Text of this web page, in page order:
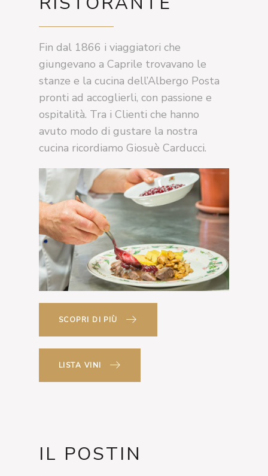
Fin dal 1866 i viaggiatori che
giungevano a Caprile trovavano le
stanze e la cucina dell’Albergo Posta
pronti ad accoglierli, con passione e
ospitalità. Tra i Clienti che hanno
avuto modo di gustare la nostra
cucina ricordiamo Giosuè Carducci.
SCOPRI DI PIÙ
LISTA VINI
IL POSTIN